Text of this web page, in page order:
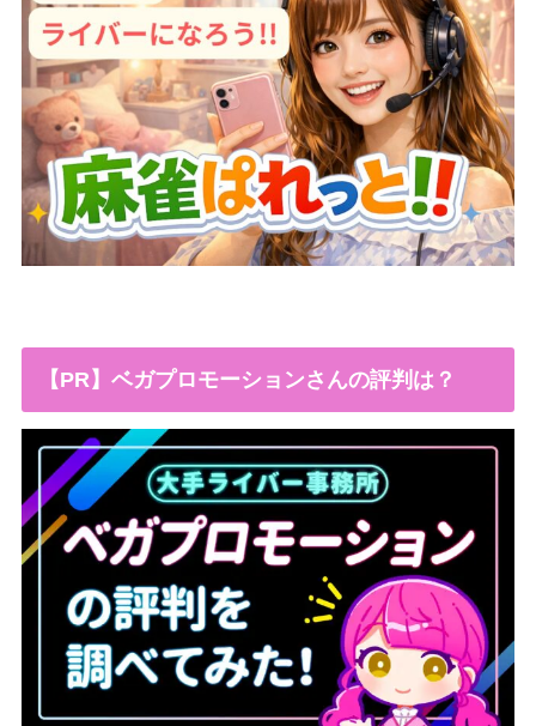
【PR】ベガプロモーションさんの評判は？